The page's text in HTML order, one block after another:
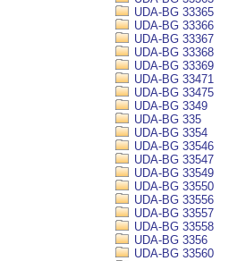
UDA-BG 33365
UDA-BG 33366
UDA-BG 33367
UDA-BG 33368
UDA-BG 33369
UDA-BG 33471
UDA-BG 33475
UDA-BG 3349
UDA-BG 335
UDA-BG 3354
UDA-BG 33546
UDA-BG 33547
UDA-BG 33549
UDA-BG 33550
UDA-BG 33556
UDA-BG 33557
UDA-BG 33558
UDA-BG 3356
UDA-BG 33560